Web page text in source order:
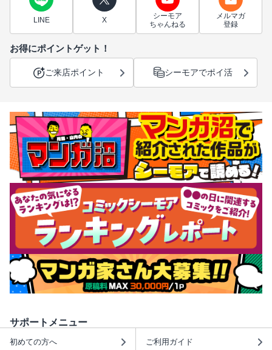
LINE X
シーモア
ちゃんねる
メルマガ
登録
お得にポイントゲット！
ご来店ポイント シーモアでポイ活
サポートメニュー
初めての方へ ご利用ガイド